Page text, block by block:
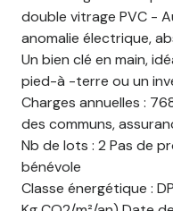
double vitrage PVC -
anomalie électrique,
Un bien clé en main,
pied-à -terre ou un
Charges annuelles :
des communs,
Nb de lots : 2 Pas de
bénévole
Classe énergétique :